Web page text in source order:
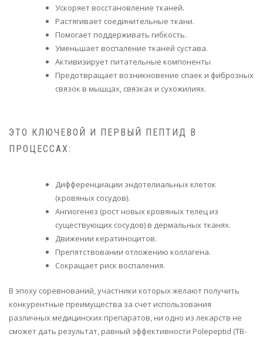
Ускоряет восстановление тканей.
Растягивает соединительные ткани.
Помогает поддерживать гибкость.
Уменьшает воспаление тканей сустава.
Активизирует питательные компоненты
Предотвращает возникновение спаек и фиброзных
связок в мышцах, связках и сухожилиях.
ЭТО КЛЮЧЕВОЙ И ПЕРВЫЙ ПЕПТИД В
ПРОЦЕССАХ:
Дифференциации эндотелиальных клеток
(кровяных сосудов).
Ангиогенез (рост новых кровяных телец из
существующих сосудов) в дермальных тканях.
Движении кератиноцитов.
Препятствовании отложению коллагена.
Сокращает риск воспаления.
В эпоху соревнований, участники которых желают получить
конкурентные преимущества за счет использования
различных медицинских препаратов, ни одно из лекарств не
сможет дать результат, равный эффективности Polepeptid (TB-